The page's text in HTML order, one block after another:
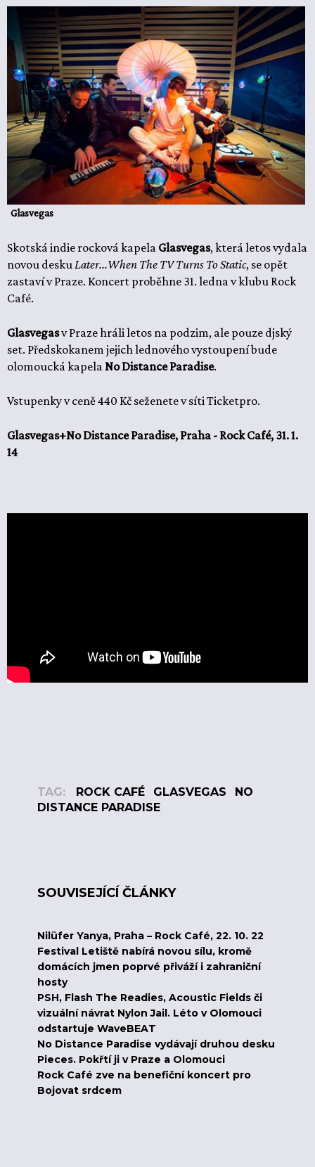
Glasvegas
Skotská indie rocková kapela Glasvegas, která letos vydala
novou deskuLater...When The TV Turns To Static, se opět
zastaví v Praze. Koncert proběhne 31. ledna v klubu Rock
Café.
Glasvegasv Praze hráli letos na podzim, ale pouze djský
set. Předskokanem jejich lednového vystoupení bude
olomoucká kapelaNo Distance Paradise.
Vstupenky v ceně 440 Kč seženete v síti Ticketpro.
Glasvegas+No Distance Paradise, Praha - Rock Café, 31. 1.
14
TAG: ROCK CAFÉ GLASVEGAS
NO
DISTANCE PARADISE
SOUVISEJÍCÍ ČLÁNKY
Nilüfer Yanya, Praha – Rock Café, 22. 10. 22
Festival Letiště nabírá novou sílu, kromě
domácích jmen poprvé přiváží i zahraniční
hosty
PSH, Flash The Readies, Acoustic Fields či
vizuální návrat Nylon Jail. Léto v Olomouci
odstartuje WaveBEAT
No Distance Paradise vydávají druhou desku
Pieces. Pokřtí ji v Praze a Olomouci
Rock Café zve na benefiční koncert pro
Bojovat srdcem